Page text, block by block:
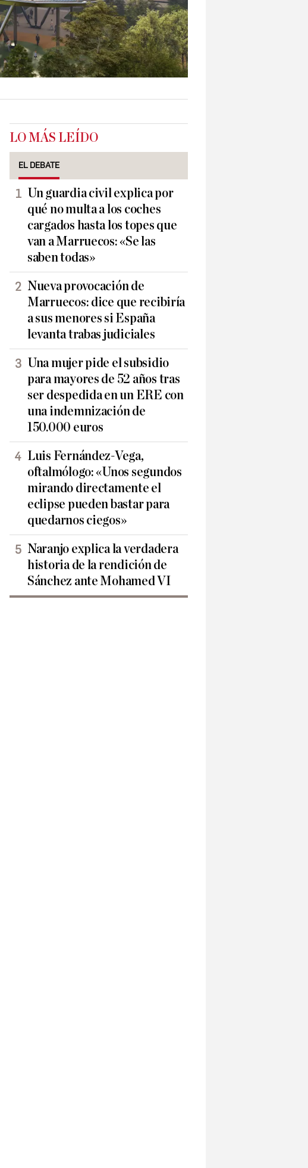
LO MÁS LEÍDO
EL DEBATE
Un guardia civil explica por
qué no multa a los coches
cargados hasta los topes que
van a Marruecos: «Se las
saben todas»
Nueva provocación de
Marruecos: dice que recibiría
a sus menores si España
levanta trabas judiciales
Una mujer pide el subsidio
para mayores de 52 años tras
ser despedida en un ERE con
una indemnización de
150.000 euros
Luis Fernández-Vega,
oftalmólogo: «Unos segundos
mirando directamente el
eclipse pueden bastar para
quedarnos ciegos»
Naranjo explica la verdadera
historia de la rendición de
Sánchez ante Mohamed VI